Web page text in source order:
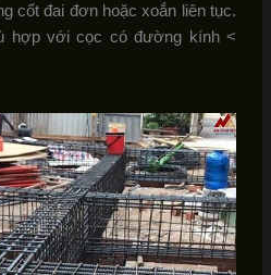
cốt đai đơn hoặc xoắn liên tục.
hợp với cọc có đường kính <